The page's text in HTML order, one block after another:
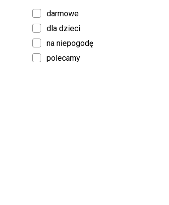
darmowe
dla dzieci
na niepogodę
polecamy